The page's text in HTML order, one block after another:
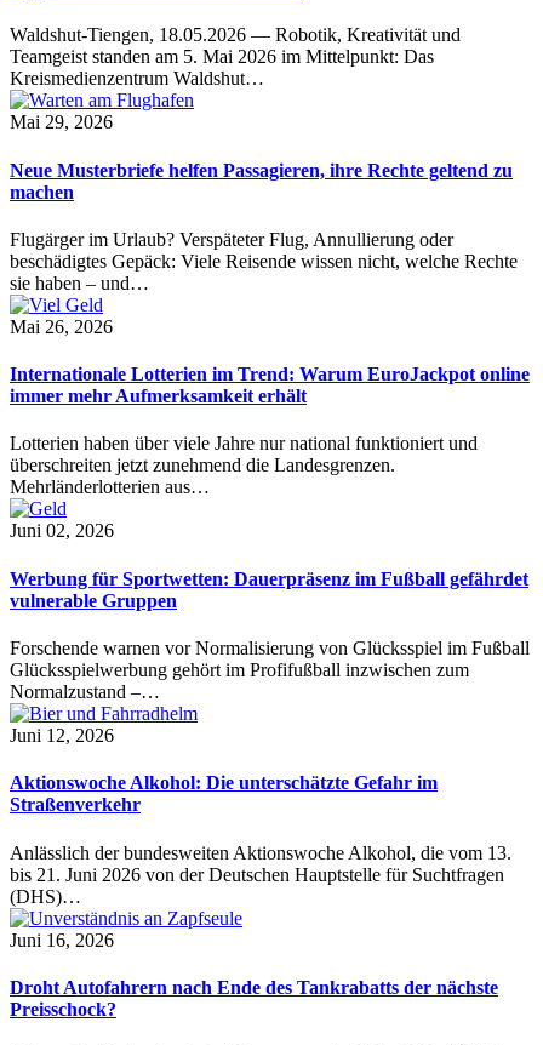
Waldshut-Tiengen, 18.05.2026 — Robotik, Kreativität und
Teamgeist standen am 5. Mai 2026 im Mittelpunkt: Das
Kreismedienzentrum Waldshut…
Mai 29, 2026
Neue Musterbriefe helfen Passagieren, ihre Rechte geltend zu
machen
Flugärger im Urlaub? Verspäteter Flug, Annullierung oder
beschädigtes Gepäck: Viele Reisende wissen nicht, welche Rechte
sie haben – und…
Mai 26, 2026
Internationale Lotterien im Trend: Warum EuroJackpot online
immer mehr Aufmerksamkeit erhält
Lotterien haben über viele Jahre nur national funktioniert und
überschreiten jetzt zunehmend die Landesgrenzen.
Mehrländerlotterien aus…
Juni 02, 2026
Werbung für Sportwetten: Dauerpräsenz im Fußball gefährdet
vulnerable Gruppen
Forschende warnen vor Normalisierung von Glücksspiel im Fußball
Glücksspielwerbung gehört im Profifußball inzwischen zum
Normalzustand –…
Juni 12, 2026
Aktionswoche Alkohol: Die unterschätzte Gefahr im
Straßenverkehr
Anlässlich der bundesweiten Aktionswoche Alkohol, die vom 13.
bis 21. Juni 2026 von der Deutschen Hauptstelle für Suchtfragen
(DHS)…
Juni 16, 2026
Droht Autofahrern nach Ende des Tankrabatts der nächste
Preisschock?